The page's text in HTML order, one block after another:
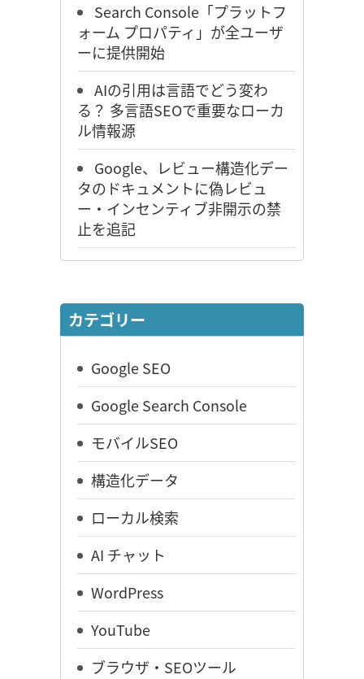
Search Console「プラットフ
ォーム プロパティ」が全ユーザ
ーに提供開始
AIの引用は言語でどう変わ
る？ 多言語SEOで重要なローカ
ル情報源
Google、レビュー構造化デー
タのドキュメントに偽レビュ
ー・インセンティブ非開示の禁
止を追記
カテゴリー
Google SEO
Google Search Console
モバイルSEO
構造化データ
ローカル検索
AI チャット
WordPress
YouTube
ブラウザ・SEOツール